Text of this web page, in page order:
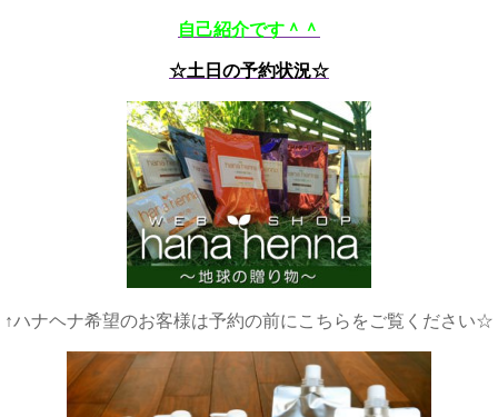
自己紹介です＾＾
☆土日の予約状況☆
↑ハナヘナ希望のお客様は予約の前にこちらをご覧ください☆